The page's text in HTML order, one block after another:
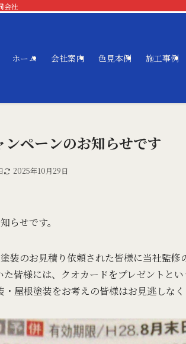
会社
ホーム 会社案内 色見本例 施工事例
ンペーンのお知らせです
2025年10月29日
らせです。
装のお見積り依頼された皆様に当社監
皆様には、クオカードをプレゼントと
装をお考えの皆様はお見逃しなく